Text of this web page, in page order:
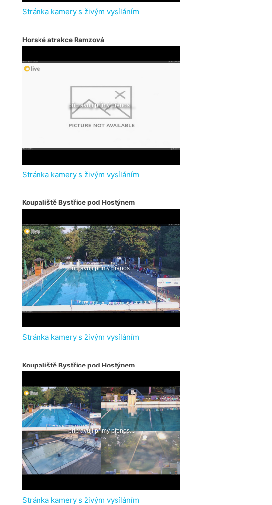
Stránka kamery s živým vysíláním
Horské atrakce Ramzová
Stránka kamery s živým vysíláním
Koupaliště Bystřice pod Hostýnem
Stránka kamery s živým vysíláním
Koupaliště Bystřice pod Hostýnem
Stránka kamery s živým vysíláním